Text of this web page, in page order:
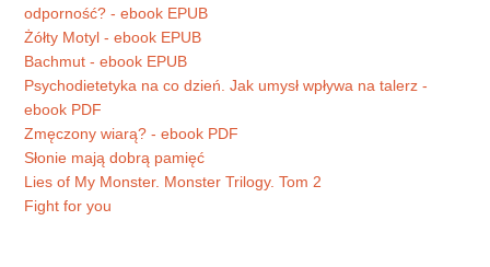
odporność? - ebook EPUB
Żółty Motyl - ebook EPUB
Bachmut - ebook EPUB
Psychodietetyka na co dzień. Jak umysł wpływa na talerz -
ebook PDF
Zmęczony wiarą? - ebook PDF
Słonie mają dobrą pamięć
Lies of My Monster. Monster Trilogy. Tom 2
Fight for you